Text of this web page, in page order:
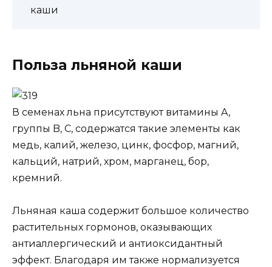
каши
Польза льняной каши
В семенах льна присутствуют витамины A,
группы B, C, содержатся такие элементы как
медь, калий, железо, цинк, фосфор, магний,
кальций, натрий, хром, марганец, бор,
кремний.
Льняная каша содержит большое количество
растительных гормонов, оказывающих
антиаллергический и антиоксидантный
эффект. Благодаря им также нормализуется